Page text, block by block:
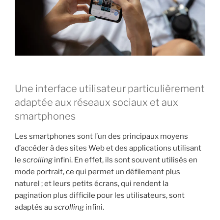
Une interface utilisateur particulièrement
adaptée aux réseaux sociaux et aux
smartphones
Les smartphones sont l’un des principaux moyens
d’accéder à des sites Web et des applications utilisant
le scrolling infini. En effet, ils sont souvent utilisés en
mode portrait, ce qui permet un défilement plus
naturel ; et leurs petits écrans, qui rendent la
pagination plus difficile pour les utilisateurs, sont
adaptés au scrolling infini.